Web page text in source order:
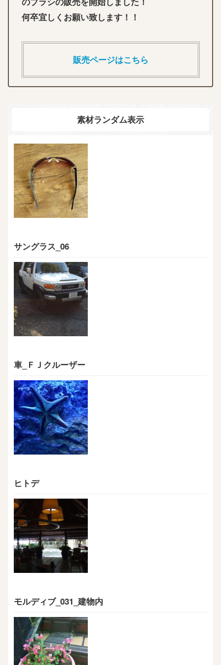
何卒宜しくお願い致します！！
販売ページはこちら
素材ランダム表示
サングラス_06
車_ＦＪクルーザー
ヒトデ
モルディブ_031_建物内